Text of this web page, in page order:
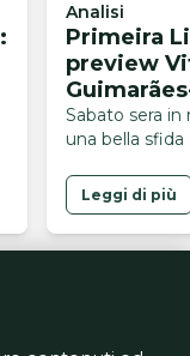
Analisi
Primeira
preview
Sabato sera
una bella
Leggi di più